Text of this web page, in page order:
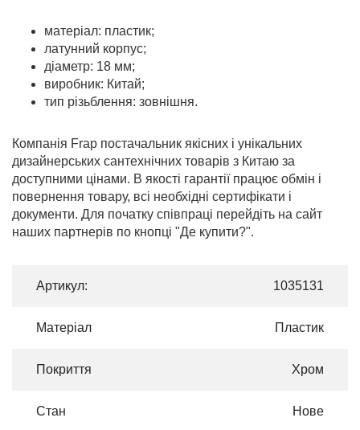
матеріал: пластик;
латунний корпус;
діаметр: 18 мм;
виробник: Китай;
тип різьблення: зовнішня.
Компанія Frap постачальник якісних і унікальних
дизайнерських сантехнічних товарів з Китаю за
доступними цінами. В якості гарантії працює обмін і
повернення товару, всі необхідні сертифікати і
документи. Для початку співпраці перейдіть на сайт
наших партнерів по кнопці "Де купити?".
Артикул: 1035131
Матеріал Пластик
Покриття Хром
Стан Нове